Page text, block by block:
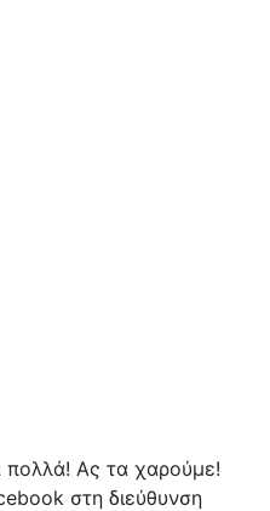
πολλά! Ας τα χαρούμε!
στη διεύθυνση